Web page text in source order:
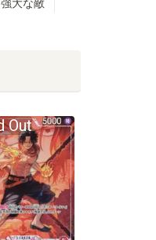
強大な敵
Out